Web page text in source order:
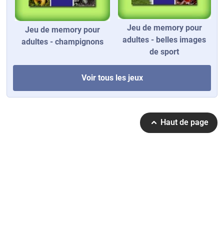
Jeu de memory pour
adultes - champignons
Jeu de memory pour
adultes - belles images
de sport
Voir tous les jeux
Haut de page